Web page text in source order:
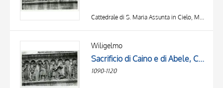
Cattedrale di S. Maria Assunta in Cielo, Modena
Wiligelmo
Sacrificio di Caino e di Abele, Caino uccide Abele, Dio parla a Caino
1090-1120